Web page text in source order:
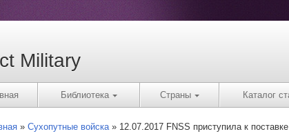
Military
Библиотека Страны Каталог
Сухопутные войска 12.07.2017 FNSS приступила к